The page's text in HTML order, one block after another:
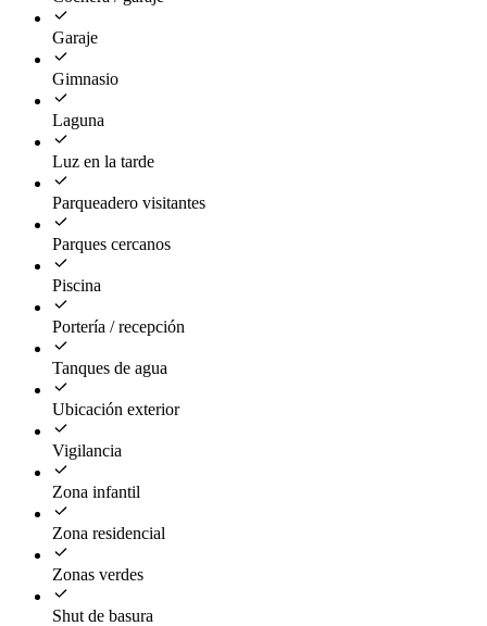
Garaje
Gimnasio
Laguna
Luz en la tarde
Parqueadero visitantes
Parques cercanos
Piscina
Portería / recepción
Tanques de agua
Ubicación exterior
Vigilancia
Zona infantil
Zona residencial
Zonas verdes
Shut de basura